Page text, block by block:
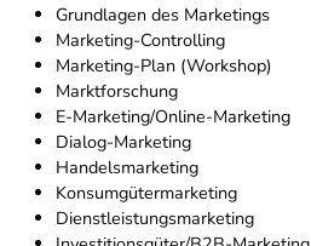
Grundlagen des Marketings
Marketing-Controlling
Marketing-Plan (Workshop)
Marktforschung
E-Marketing/Online-Marketing
Dialog-Marketing
Handelsmarketing
Konsumgütermarketing
Dienstleistungsmarketing